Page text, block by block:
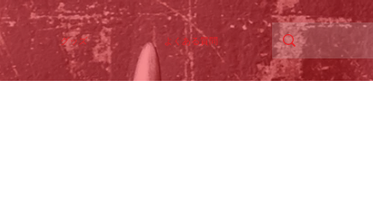
グッズ よくある質問